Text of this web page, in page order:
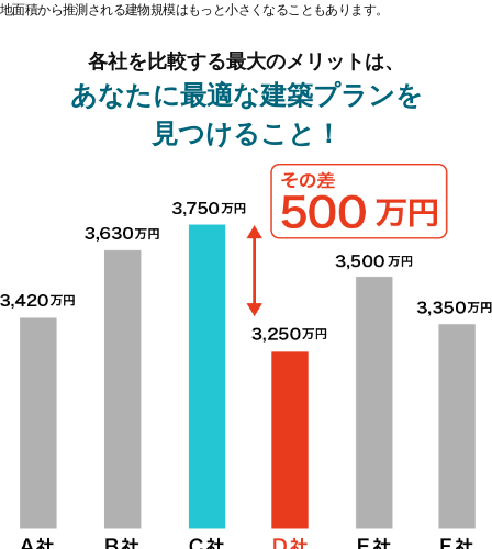
地面積から推測される建物規模はもっと小さくなることもあります。
各社を比較する最大のメリットは、
あなたに最適な建築プランを
見つけること！